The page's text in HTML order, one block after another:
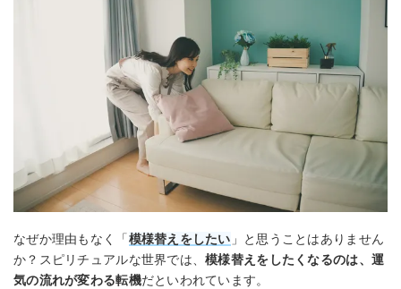
なぜか理由もなく「模様替えをしたい 」と思うことはありません
か？スピリチュアルな世界では、模様替えをしたくなるのは、運
気の流れが変わる転機だといわれています。